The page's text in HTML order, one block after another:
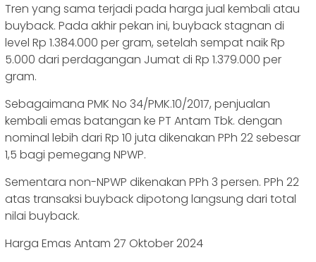
Tren yang sama terjadi pada harga jual kembali atau
buyback. Pada akhir pekan ini, buyback stagnan di
level Rp 1.384.000 per gram, setelah sempat naik Rp
5.000 dari perdagangan Jumat di Rp 1.379.000 per
gram.
Sebagaimana PMK No 34/PMK.10/2017, penjualan
kembali emas batangan ke PT Antam Tbk. dengan
nominal lebih dari Rp 10 juta dikenakan PPh 22 sebesar
1,5 bagi pemegang NPWP.
Sementara non-NPWP dikenakan PPh 3 persen. PPh 22
atas transaksi buyback dipotong langsung dari total
nilai buyback.
Harga Emas Antam 27 Oktober 2024